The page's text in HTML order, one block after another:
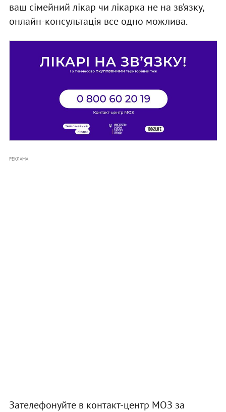
ваш сімейний лікар чи лікарка не на зв’язку,
онлайн-консультація все одно можлива.
РЕКЛАМА
Зателефонуйте в контакт-центр МОЗ за